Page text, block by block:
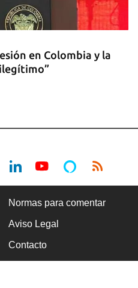
en Colombia y la
se quedó sin títulos
Normas para comentar
Aviso Legal
Contacto